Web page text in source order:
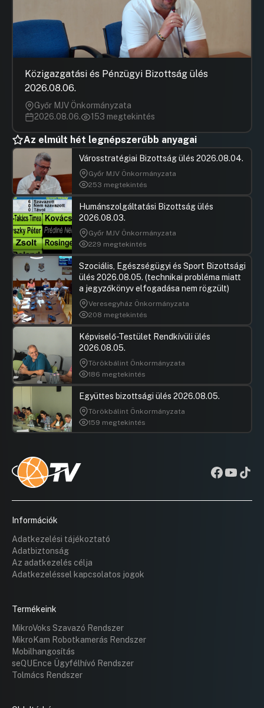
Közigazgatási és Pénzügyi Bizottság ülés
2026.08.06.
Győr MJV Önkormányzata
2026.08.06.
153 megtekintés
Az elmúlt hét legnépszerűbb anyagai
Városstratégiai Bizottság ülés 2026.08.04.
Győr MJV Önkormányzata
253 megtekintés
Humánszolgáltatási Bizottság ülés
2026.08.03.
Győr MJV Önkormányzata
229 megtekintés
Szociális, Egészségügyi és Sport Bizottsági
ülés 2026.08.05. (technikai probléma miatt
a jegyzőkönyv elfogadása nem rögzült)
Veresegyház Önkormányzata
208 megtekintés
Képviselő-Testület Rendkívüli ülés
2026.08.05.
Törökbálint Önkormányzata
186 megtekintés
Együttes bizottsági ülés 2026.08.05.
Törökbálint Önkormányzata
159 megtekintés
Információk
Adatkezelési tájékoztató
Adatbiztonság
Az adatkezelés célja
Adatkezeléssel kapcsolatos jogok
Termékeink
MikroVoks Szavazó Rendszer
MikroKam Robotkamerás Rendszer
Mobilhangosítás
seQUEnce Ügyfélhívó Rendszer
Tolmács Rendszer